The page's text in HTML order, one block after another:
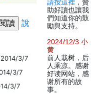
說
3/7
3/7
3/7
請按這裡 ，贊
助好讀也讓我
們知道你的鼓
勵與支持。
2024/12/3 小
黄
前人栽树，后
人乘凉。感谢
好读网站，感
谢所有的故
事。